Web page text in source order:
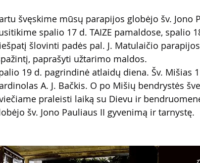
švęskime mūsų parapijos globėjo šv. Jono
spalio 17 d. TAIZE pamaldose, spalio
šlovinti padės pal. J. Matulaičio
paprašyti užtarimo maldos.
19 d. pagrindinė atlaidų diena. Šv. Mišias
A. J. Bačkis. O po Mišių bendrystės
praleisti laiką su Dievu ir
šv. Jono Pauliaus II gyvenimą ir tarnystę.